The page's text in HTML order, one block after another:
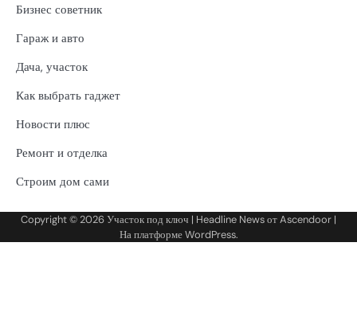
Бизнес советник
Гараж и авто
Дача, участок
Как выбрать гаджет
Новости плюс
Ремонт и отделка
Строим дом сами
Copyright © 2026Участок под ключ | Headline News отAscendoor |
На платформеWordPress.